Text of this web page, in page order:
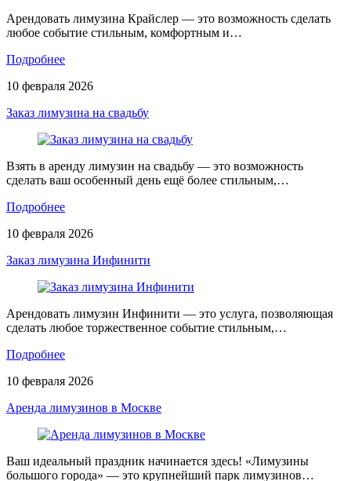
Арендовать лимузина Крайслер — это возможность сделать
любое событие стильным, комфортным и…
Подробнее
10 февраля 2026
Заказ лимузина на свадьбу
Взять в аренду лимузин на свадьбу — это возможность
сделать ваш особенный день ещё более стильным,…
Подробнее
10 февраля 2026
Заказ лимузина Инфинити
Арендовать лимузин Инфинити — это услуга, позволяющая
сделать любое торжественное событие стильным,…
Подробнее
10 февраля 2026
Аренда лимузинов в Москве
Ваш идеальный праздник начинается здесь! «Лимузины
большого города» — это крупнейший парк лимузинов…